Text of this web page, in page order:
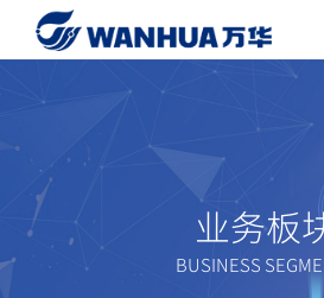
业务板
BUSINESS